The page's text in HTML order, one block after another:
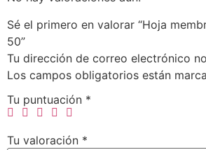
Sé el primero en valorar “Hoja
50”
Tu dirección de correo electrónico
Los campos obligatorios están
Tu puntuación *
Tu valoración *